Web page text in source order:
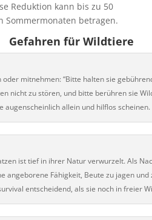
Reduktion kann bis zu 50
Sommermonaten betragen.
Gefahren für Wildtiere
mitnehmen: “Bitte halten sie
nicht zu stören, und bitte berühren sie
augenscheinlich allein und hilflos scheinen.
ist tief in ihrer Natur verwurzelt. Als
angeborene Fähigkeit, Beute zu jagen und
entscheidend, als sie noch in freier